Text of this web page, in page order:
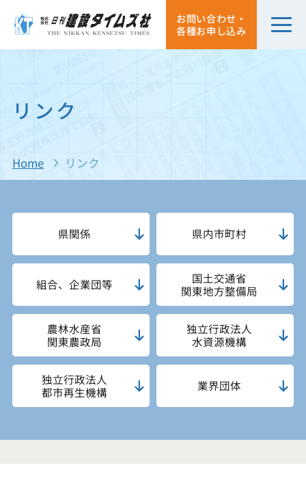
お問い合わせ・
各種お申し込み
リンク
Home リンク
県関係 県内市町村
組合、企業団等
国土交通省
関東地方整備局
農林水産省
関東農政局
独立行政法人
水資源機構
独立行政法人
都市再生機構
業界団体